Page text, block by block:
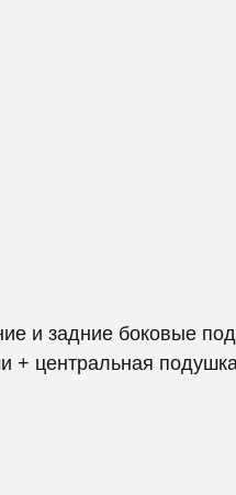
и задние боковые
+ центральная